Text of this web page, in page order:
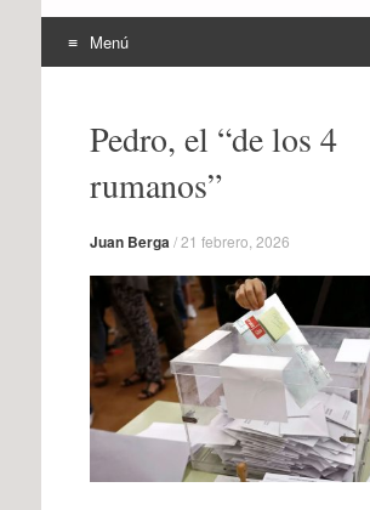
Menú
contenidoPedro, el “de los 4
rumanos”
Juan Berga /21 febrero, 2026